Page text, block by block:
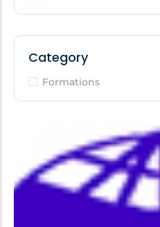
Category
Formations